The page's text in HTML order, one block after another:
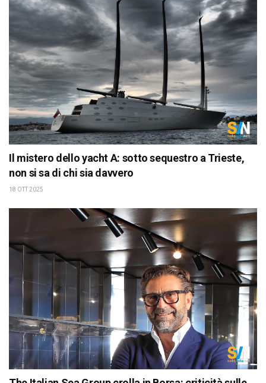
Il mistero dello yacht A: sotto sequestro a Trieste,
non si sa di chi sia davvero
18 OTT 2025